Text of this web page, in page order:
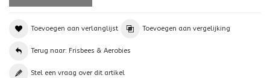
Toevoegen aan verlanglijst Toevoegen aan vergelijking
Terug naar: Frisbees & Aerobies
Stel een vraag over dit artikel